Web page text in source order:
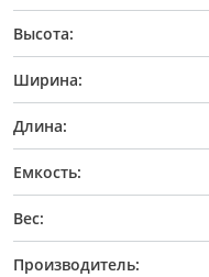
Высота:
Ширина:
Длина:
Емкость:
Вес:
Производитель: